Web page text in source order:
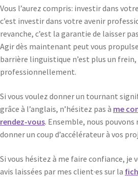
Vous l’aurez compris: investir dans
c’est investir dans votre avenir
revanche, c’est la garantie de laisser
Agir dès maintenant peut vous
barrière linguistique n’est plus un
professionnellement.
Si vous voulez donner un tournant
grâce à l’anglais, n’hésitez pas à me
rendez-vous. Ensemble, nous
donner un coup d’accélérateur à vos
Si vous hésitez à me faire confiance, je
avis laissées par mes client·es sur la